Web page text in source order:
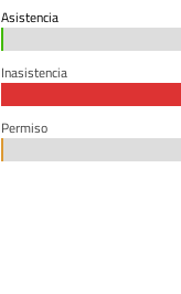
Asistencia
Inasistencia
Permiso